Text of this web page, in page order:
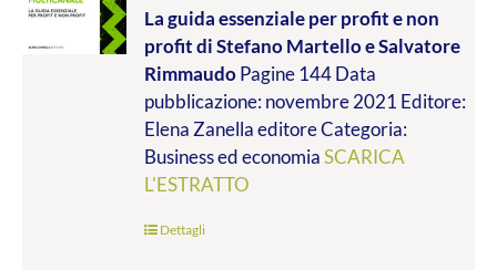
prezzo:
da
€9.99
a
€19.00
La guida essenziale per profit e non
profitdi Stefano Martello e Salvatore
RimmaudoPagine 144 Data
pubblicazione: novembre 2021 Editore:
Elena Zanella editore Categoria:
Business ed economiaSCARICA
L'ESTRATTO
Dettagli